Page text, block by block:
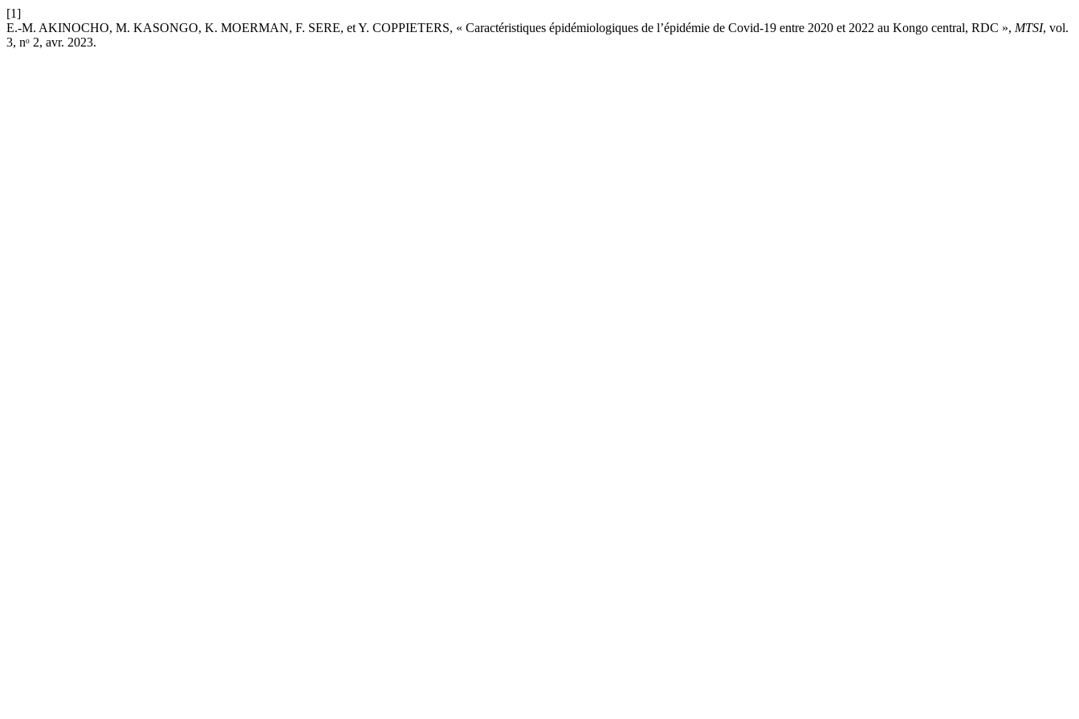
[1]
E.-M. AKINOCHO, M. KASONGO, K. MOERMAN, F. SERE, et Y. COPPIETERS, « Caractéristiques épidémiologiques de l’épidémie de Covid-19 entre 2020 et 2022 au Kongo central, RDC », MTSI, vol.
3, nᵒ 2, avr. 2023.